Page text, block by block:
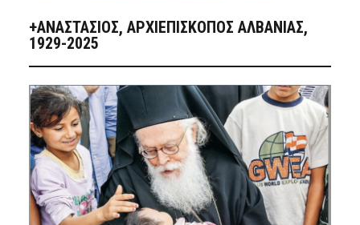
+ΑΝΑΣΤΆΣΙΟΣ, ΑΡΧΙΕΠΊΣΚΟΠΟΣ ΑΛΒΑΝΊΑΣ,
1929-2025